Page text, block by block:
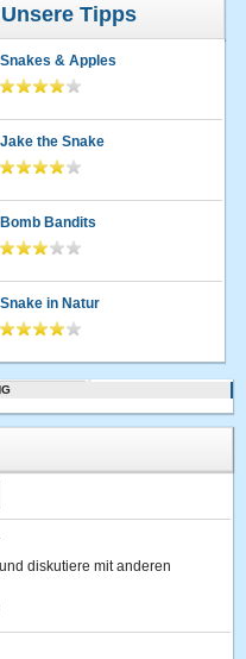
Unsere Tipps
Snakes & Apples
Jake the Snake
Bomb Bandits
Snake in Natur
diskutiere mit anderen